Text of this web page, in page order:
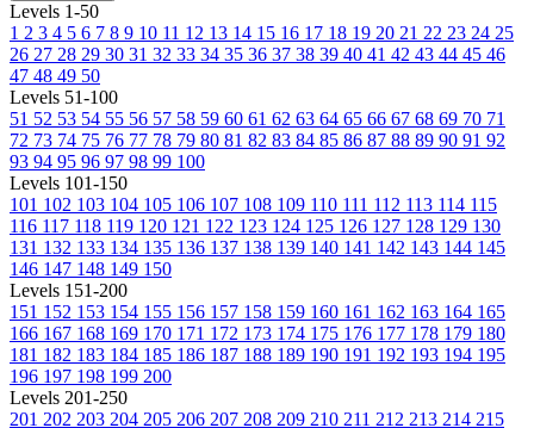
Levels 1-50
1 2 3 4 5 6 7 8 9 10 11 12 13 14 15 16 17 18 19 20 21 22 23 24 25
26 27 28 29 30 31 32 33 34 35 36 37 38 39 40 41 42 43 44 45 46
47 48 49 50
Levels 51-100
51 52 53 54 55 56 57 58 59 60 61 62 63 64 65 66 67 68 69 70 71
72 73 74 75 76 77 78 79 80 81 82 83 84 85 86 87 88 89 90 91 92
93 94 95 96 97 98 99 100
Levels 101-150
101 102 103 104 105 106 107 108 109 110 111 112 113 114 115
116 117 118 119 120 121 122 123 124 125 126 127 128 129 130
131 132 133 134 135 136 137 138 139 140 141 142 143 144 145
146 147 148 149 150
Levels 151-200
151 152 153 154 155 156 157 158 159 160 161 162 163 164 165
166 167 168 169 170 171 172 173 174 175 176 177 178 179 180
181 182 183 184 185 186 187 188 189 190 191 192 193 194 195
196 197 198 199 200
Levels 201-250
201 202 203 204 205 206 207 208 209 210 211 212 213 214 215